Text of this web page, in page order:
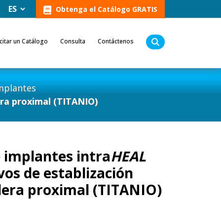
Obtenga el Catálogo GRATIS
un Catálogo Consulta Contáctenos
proximal (TITANIO)
implantes intraHEAL
de establización
proximal (TITANIO)